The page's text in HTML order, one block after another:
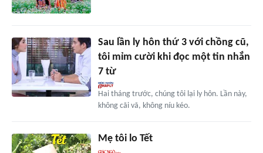
Sau lần ly hôn thứ 3 với chồng cũ,
tôi mỉm cười khi đọc một tin nhắn
7 từ
Hai tháng trước, chúng tôi lại ly hôn. Lần này,
không cãi vã, không níu kéo.
Mẹ tôi lo Tết